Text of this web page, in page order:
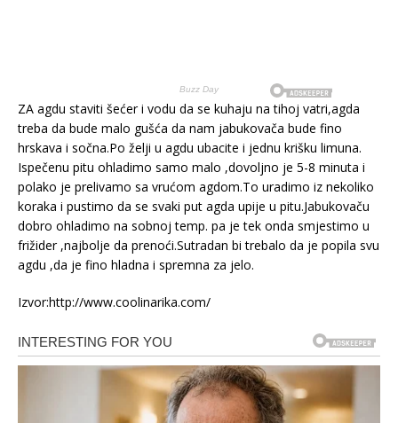
ZA agdu staviti šećer i vodu da se kuhaju na tihoj vatri,agda
treba da bude malo gušća da nam jabukovača bude fino
hrskava i sočna.Po želji u agdu ubacite i jednu krišku limuna.
Ispečenu pitu ohladimo samo malo ,dovoljno je 5-8 minuta i
polako je prelivamo sa vrućom agdom.To uradimo iz nekoliko
koraka i pustimo da se svaki put agda upije u pitu.Jabukovaču
dobro ohladimo na sobnoj temp. pa je tek onda smjestimo u
frižider ,najbolje da prenoći.Sutradan bi trebalo da je popila svu
agdu ,da je fino hladna i spremna za jelo.
Izvor:http://www.coolinarika.com/